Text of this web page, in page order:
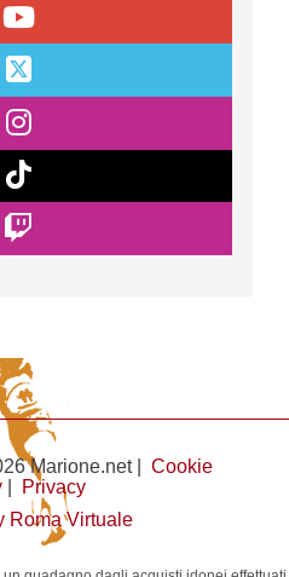
Marione.net | Cookie
|
Privacy
Roma Virtuale